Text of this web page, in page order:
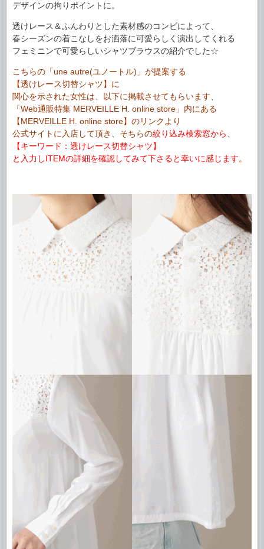
デザインの拘りポイントに。
透けレース＆ふんわりとした素材感のコンビによって、
春シーズンの着こなしをお洒落に可愛らしく演出してくれる
フェミニンで可愛らしいシャツブラウスの紹介でした☆
こちらの「une autre(ユノートル)」が提案する
【透けレース切替シャツ】に
関心を示された女性は、以下に掲載させてもらいます、
「Web通販特集 MERVEILLE H. online store」内にある
【MERVEILLE H. online store】のリンクより
公式サイトに入店して頂き、そちらの絞り込み検索窓から、
【キーワード：透けレース切替シャツ】
と入力しITEMの詳細を確認してみて下さると幸いに感じます。